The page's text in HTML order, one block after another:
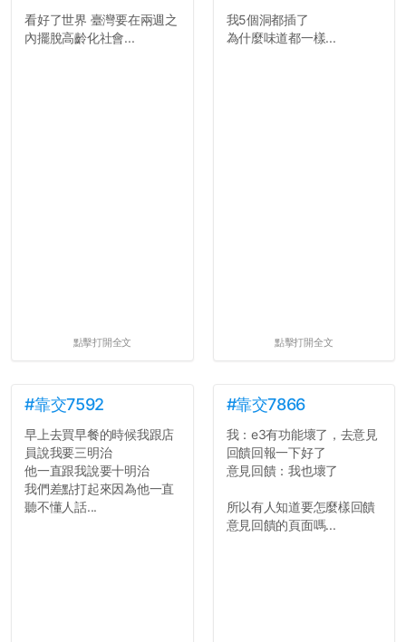
看好了世界 臺灣要在兩週之
內擺脫高齡化社會...
點擊打開全文
我5個洞都插了
為什麼味道都一樣...
點擊打開全文
#靠交7592
早上去買早餐的時候我跟店
員說我要三明治
他一直跟我說要十明治
我們差點打起來因為他一直
聽不懂人話...
#靠交7866
我：e3有功能壞了，去意見
回饋回報一下好了
意見回饋：我也壞了
所以有人知道要怎麼樣回饋
意見回饋的頁面嗎...